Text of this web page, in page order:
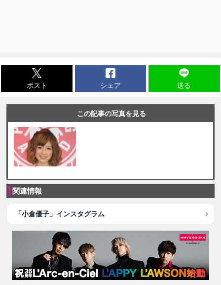
ポスト シェア 送る
この記事の写真を見る
関連情報
「小倉優子」インスタグラム